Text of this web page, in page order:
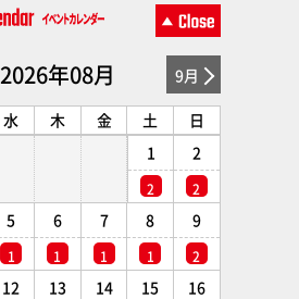
2026年08月 9月
水 木 金 土
日
1
2
2
2
5
1
6
1
7
1
8
1
9
2
12 13 14 15 16